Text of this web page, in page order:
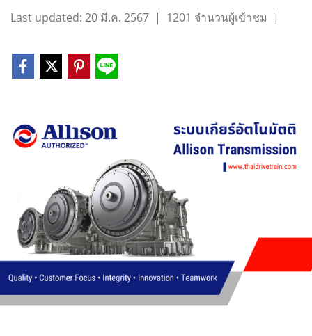
Last updated: 20 มี.ค. 2567 | 1201 จำนวนผู้เข้าชม |